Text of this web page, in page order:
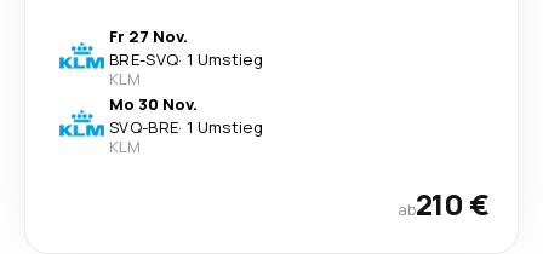
Fr 27 Nov.
BRE-SVQ· 1 Umstieg
KLM
Mo 30 Nov.
SVQ-BRE· 1 Umstieg
KLM
ab210 €